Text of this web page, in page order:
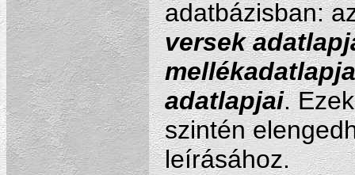
adatbázisban:
versek
adatlapjai.
szintén
leírásához.